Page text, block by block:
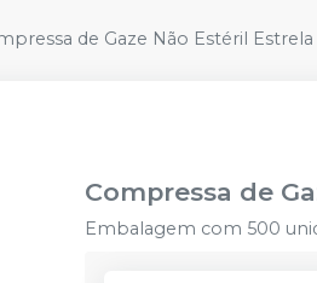
de Gaze Não Estéril Estrela
Compressa de
Embalagem com 500